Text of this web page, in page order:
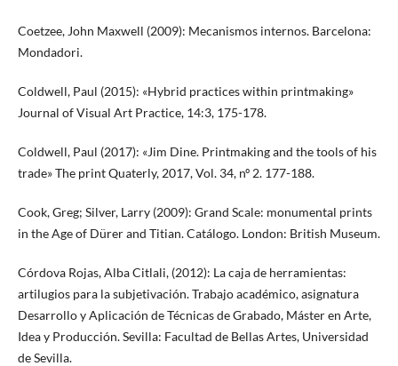
Coetzee, John Maxwell (2009): Mecanismos internos. Barcelona:
Mondadori.
Coldwell, Paul (2015): «Hybrid practices within printmaking»
Journal of Visual Art Practice, 14:3, 175-178.
Coldwell, Paul (2017): «Jim Dine. Printmaking and the tools of his
trade» The print Quaterly, 2017, Vol. 34, nº 2. 177-188.
Cook, Greg; Silver, Larry (2009): Grand Scale: monumental prints
in the Age of Dürer and Titian. Catálogo. London: British Museum.
Córdova Rojas, Alba Citlali, (2012): La caja de herramientas:
artilugios para la subjetivación. Trabajo académico, asignatura
Desarrollo y Aplicación de Técnicas de Grabado, Máster en Arte,
Idea y Producción. Sevilla: Facultad de Bellas Artes, Universidad
de Sevilla.